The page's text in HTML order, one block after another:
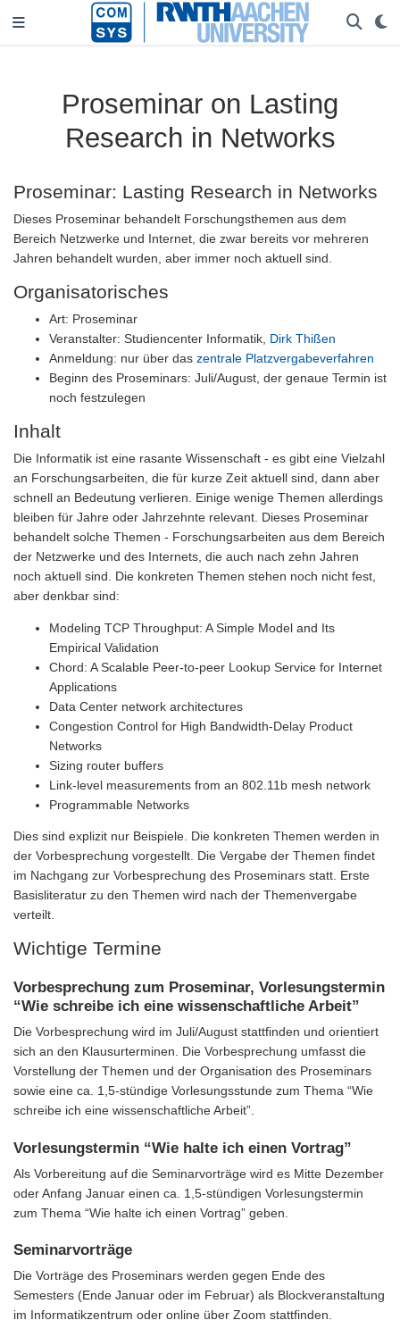
Proseminar on Lasting
Research in Networks
Proseminar: Lasting Research in Networks
Dieses Proseminar behandelt Forschungsthemen aus dem
Bereich Netzwerke und Internet, die zwar bereits vor mehreren
Jahren behandelt wurden, aber immer noch aktuell sind.
Organisatorisches
Art: Proseminar
Veranstalter: Studiencenter Informatik, Dirk Thißen
Anmeldung: nur über das zentrale Platzvergabeverfahren
Beginn des Proseminars: Juli/August, der genaue Termin ist
noch festzulegen
Inhalt
Die Informatik ist eine rasante Wissenschaft - es gibt eine Vielzahl
an Forschungsarbeiten, die für kurze Zeit aktuell sind, dann aber
schnell an Bedeutung verlieren. Einige wenige Themen allerdings
bleiben für Jahre oder Jahrzehnte relevant. Dieses Proseminar
behandelt solche Themen - Forschungsarbeiten aus dem Bereich
der Netzwerke und des Internets, die auch nach zehn Jahren
noch aktuell sind. Die konkreten Themen stehen noch nicht fest,
aber denkbar sind:
Modeling TCP Throughput: A Simple Model and Its
Empirical Validation
Chord: A Scalable Peer-to-peer Lookup Service for Internet
Applications
Data Center network architectures
Congestion Control for High Bandwidth-Delay Product
Networks
Sizing router buffers
Link-level measurements from an 802.11b mesh network
Programmable Networks
Dies sind explizit nur Beispiele. Die konkreten Themen werden in
der Vorbesprechung vorgestellt. Die Vergabe der Themen findet
im Nachgang zur Vorbesprechung des Proseminars statt. Erste
Basisliteratur zu den Themen wird nach der Themenvergabe
verteilt.
Wichtige Termine
Vorbesprechung zum Proseminar, Vorlesungstermin
“Wie schreibe ich eine wissenschaftliche Arbeit”
Die Vorbesprechung wird im Juli/August stattfinden und orientiert
sich an den Klausurterminen. Die Vorbesprechung umfasst die
Vorstellung der Themen und der Organisation des Proseminars
sowie eine ca. 1,5-stündige Vorlesungsstunde zum Thema “Wie
schreibe ich eine wissenschaftliche Arbeit”.
Vorlesungstermin “Wie halte ich einen Vortrag”
Als Vorbereitung auf die Seminarvorträge wird es Mitte Dezember
oder Anfang Januar einen ca. 1,5-stündigen Vorlesungstermin
zum Thema “Wie halte ich einen Vortrag” geben.
Seminarvorträge
Die Vorträge des Proseminars werden gegen Ende des
Semesters (Ende Januar oder im Februar) als Blockveranstaltung
im Informatikzentrum oder online über Zoom stattfinden.